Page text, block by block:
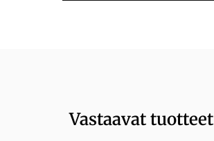
Vastaavat tuotteet